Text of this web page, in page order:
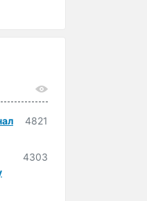
4821
4303